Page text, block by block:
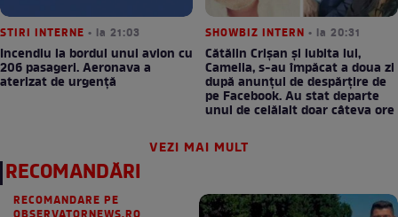
STIRI INTERNE • la 21:03
Incendiu la bordul unui avion cu
206 pasageri. Aeronava a
aterizat de urgență
SHOWBIZ INTERN • la 20:31
Cătălin Crișan și iubita lui,
Camelia, s-au împăcat a doua zi
după anunțul de despărțire de
pe Facebook. Au stat departe
unul de celălalt doar câteva ore
VEZI MAI MULT
RECOMANDĂRI
RECOMANDARE PE